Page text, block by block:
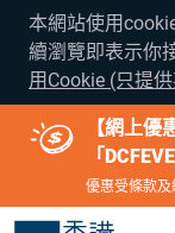
本網站使用
續瀏覽即表示你
用Cookie (只提
【網上
「
優惠受條款及